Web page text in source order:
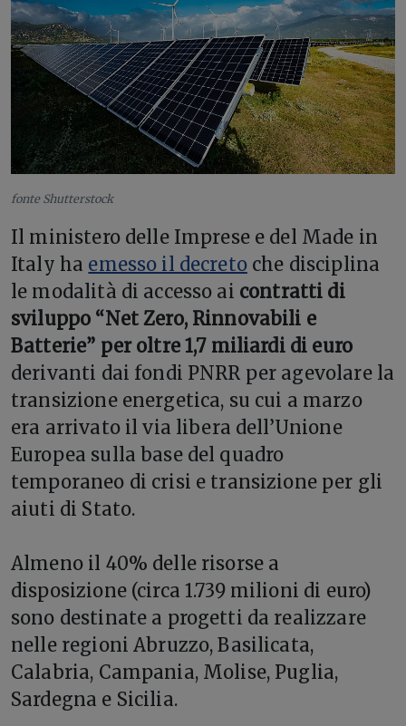
fonte Shutterstock
Il ministero delle Imprese e del Made in
Italy ha emesso il decretoche disciplina
le modalità di accesso ai contratti di
sviluppo “Net Zero, Rinnovabili e
Batterie” per oltre 1,7 miliardi di euro
derivanti dai fondi PNRR per agevolare la
transizione energetica, su cui a marzo
era arrivato il via libera dell’Unione
Europea sulla base del quadro
temporaneo di crisi e transizione per gli
aiuti di Stato.
Almeno il 40% delle risorse a
disposizione (circa 1.739 milioni di euro)
sono destinate a progetti da realizzare
nelle regioni Abruzzo, Basilicata,
Calabria, Campania, Molise, Puglia,
Sardegna e Sicilia.